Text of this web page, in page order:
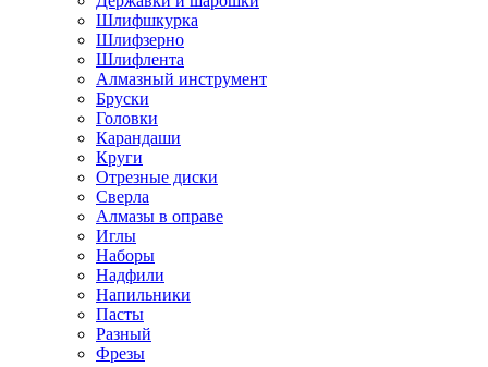
Шлифшкурка
Шлифзерно
Шлифлента
Алмазный инструмент
Бруски
Головки
Карандаши
Круги
Отрезные диски
Сверла
Алмазы в оправе
Иглы
Наборы
Надфили
Напильники
Пасты
Разный
Фрезы